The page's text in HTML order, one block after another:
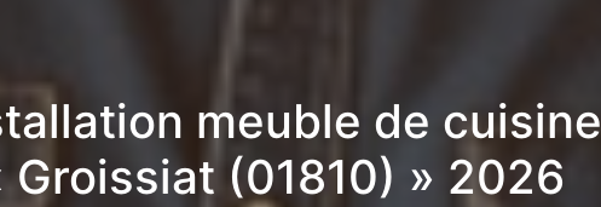
meuble de cuisine
Groissiat (01810) » 2026